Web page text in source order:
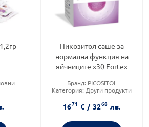
Пикозитол саше за
нормална функция на
яйчниците х30 Fortex
Бранд: PICOSITOL
Категория: Други продукти
Форма на продукта:саше
1671 € / 3268 лв.